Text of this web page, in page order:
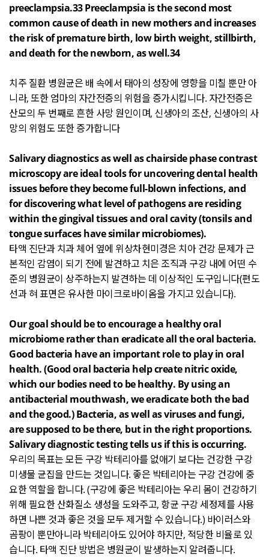
preeclampsia.33 Preeclampsia is the second most
common cause of death in new mothers and increases
the risk of premature birth, low birth weight, stillbirth,
and death for the newborn, as well.34
치주 질환 병원균은 배 속에서 태아의 성장에 영향을 미칠 뿐만 아
니라, 또한 엄마의 자간전증의 위험을 증가시킵니다. 자간전증은
산모의 두 번째로 흔한 사망 원인이며, 신생아의 조산, 신생아의 사
망의 위험도 또한 증가합니다
Salivary diagnostics as well as chairside phase contrast
microscopy are ideal tools for uncovering dental health
issues before they become full-blown infections, and
for discovering what level of pathogens are residing
within the gingival tissues and oral cavity (tonsils and
tongue surfaces have similar microbiomes).
타액 진단과 치과 체어 옆에 위상차현미경은 치아 건강 문제가 근
본적인 감염이 되기 전에 발견하고 치은 조직과 구강 내에 어떤 수
준의 병원균이 상주하는지 발견하는 데 이상적인 도구입니다(편도
선과 혀 표면은 유사한 마이크로바이옴을 가지고 있습니다).
Our goal should be to encourage a healthy oral
microbiome rather than eradicate all the oral bacteria.
Good bacteria have an important role to play in oral
health. (Good oral bacteria help create nitric oxide,
which our bodies need to be healthy. By using an
antibacterial mouthwash, we eradicate both the bad
and the good.) Bacteria, as well as viruses and fungi,
are supposed to be there, but in the right proportions.
Salivary diagnostic testing tells us if this is occurring.
우리의 목표는 모든 구강 박테리아를 없애기 보다는 건강한 구강
미생물 균집을 만드는 것입니다. 좋은 박테리아는 구강 건강에 중
요한 역할을 합니다. (구강에 좋은 박테리아는 우리 몸이 건강하기
위해 필요한 산화질소 생성을 도와주고, 항균 구강 세정제를 사용
하면 나쁜 것과 좋은 것을 모두 제거할 수 있습니다.) 바이러스와
곰팡이 뿐만아니라 박테리아도 있어야 하지만, 적당한 비율로 있
습니다. 타액 진단 방법은 병원균이 발생하는지 알려줍니다.